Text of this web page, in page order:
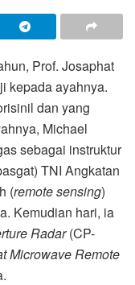
Prof. Josaphat
kepada ayahnya.
dan yang
Michael
sebagai instruktur
TNI Angkatan
(remote sensing)
Kemudian hari, ia
Radar(CP-
Microwave Remote